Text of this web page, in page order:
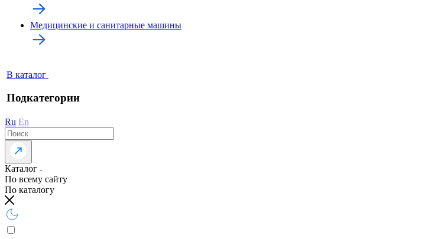
Медицинские и санитарные машины
В каталог
Подкатегории
Ru En
Каталог
По всему сайту
По каталогу